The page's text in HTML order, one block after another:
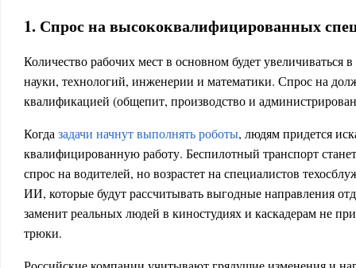
1. Спрос на высококвалифицированных
Количество рабочих мест в основном будет увеличиваться
науки, технологий, инженерии и математики. Спрос на
квалификацией (общепит, производство и
Когда задачи начнут выполнять роботы, людям придется
квалифицированную работу. Беспилотный транспорт
спрос на водителей, но возрастет на специалистов
ИИ, которые будут рассчитывать выгодные направления
заменит реальных людей в киностудиях и каскадерам не
трюки.